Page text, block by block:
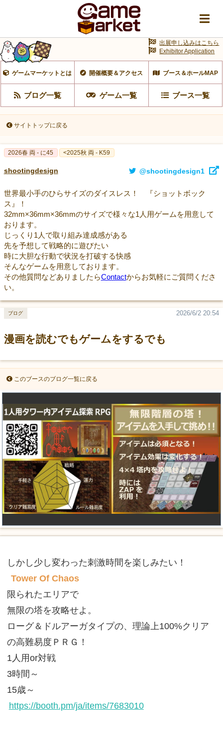
ゲームマーケットとは 開催概要＆アクセス ブース＆ホールMAP
ブログ一覧 ゲーム一覧 ブース一覧
出展申し込みはこちら
Exhibitor Application
サイトトップに戻る
2026春 両 - に45 <2025秋 両 - K59
shootingdesign @shootingdesign1
世界最小手のひらサイズのダイスレス！ 『ショットボック
ス』！
32mm×36mm×36mmのサイズで様々な1人用ゲームを用意して
おります。
じっくり1人で取り組み達成感がある
先を予想して戦略的に遊びたい
時に大胆な行動で状況を打破する快感
そんなゲームを用意しております。
その他質問などありましたらContactからお気軽にご質問くださ
い。
漫画を読むでもゲームをするでも
2026/6/2 20:54
ブログ
このブースのブログ一覧に戻る
しかし少し変わった刺激時間を楽しみたい！
Tower Of Chaos
限られたエリアで
無限の塔を攻略せよ。
ローグ＆ドルアーガタイプの、理論上100%クリア
の高難易度ＰＲＧ！
1人用or対戦
3時間～
15歳～
https://booth.pm/ja/items/7683010